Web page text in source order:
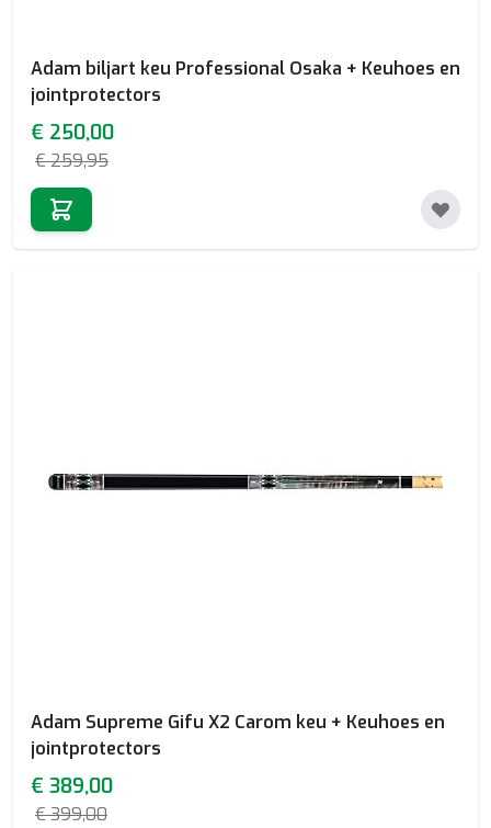
Adam biljart keu Professional Osaka + Keuhoes en
jointprotectors
Special Price
€ 250,00
€ 259,95
Adam Supreme Gifu X2 Carom keu + Keuhoes en
jointprotectors
Special Price
€ 389,00
€ 399,00